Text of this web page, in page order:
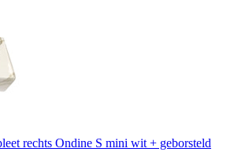
rechts Ondine S mini wit + geborsteld